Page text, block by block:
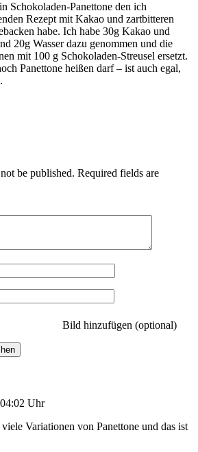
Schokoladen-Panettone den ich
Rezept mit Kakao und zartbitteren
habe. Ich habe 30g Kakao und
20g Wasser dazu genommen und die
mit 100 g Schokoladen-Streusel ersetzt.
Panettone heißen darf – ist auch egal,
be published. Required fields are
Bild hinzufügen (optional)
Uhr
Variationen von Panettone und das ist